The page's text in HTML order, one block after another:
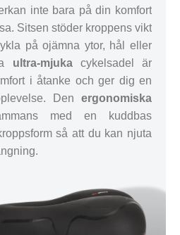
inte bara på din komfort
Sitsen stöder kroppens vikt
på ojämna ytor, hål eller
ultra-mjukacykelsadel är
i åtanke och ger dig en
Den ergonomiska
med en kuddbas
så att du kan njuta